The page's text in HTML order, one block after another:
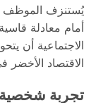
يُستنزف الموظف
أمام معادلة
الاجتماعية أن
الاقتصاد الأخضر
تجربة شخصية